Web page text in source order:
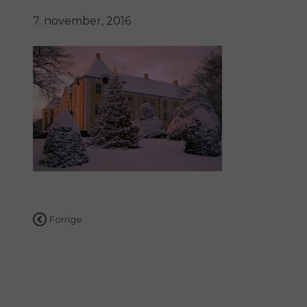
7. november, 2016
Indlægsnavigation
Forrige